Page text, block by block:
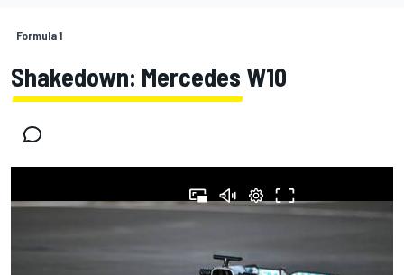
Formula 1
Shakedown: Mercedes W10